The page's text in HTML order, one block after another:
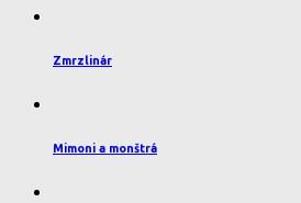
Zmrzlinár
Mimoni a monštrá